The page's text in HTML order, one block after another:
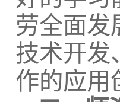
劳全面发
技术开发
作的应用